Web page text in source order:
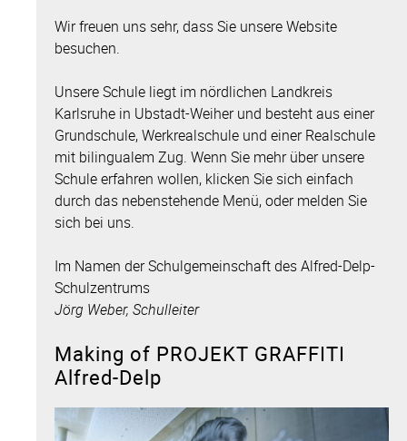
Wir freuen uns sehr, dass Sie unsere Website
besuchen.
Unsere Schule liegt im nördlichen Landkreis
Karlsruhe in Ubstadt-Weiher und besteht aus einer
Grundschule, Werkrealschule und einer Realschule
mit bilingualem Zug. Wenn Sie mehr über unsere
Schule erfahren wollen, klicken Sie sich einfach
durch das nebenstehende Menü, oder melden Sie
sich bei uns.
Im Namen der Schulgemeinschaft des Alfred-Delp-
Schulzentrums
Jörg Weber, Schulleiter
Making of PROJEKT GRAFFITI
Alfred-Delp